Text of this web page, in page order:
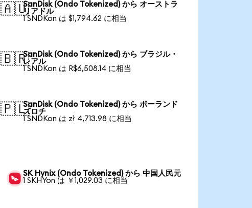
🇦🇺SanDisk (Ondo Tokenized) から オーストラ
リアドル
1 SNDKon は $1,794.62 に相当
🇧🇷SanDisk (Ondo Tokenized) から ブラジル・
レアル
1 SNDKon は R$6,508.14 に相当
🇵🇱SanDisk (Ondo Tokenized) から ポーランド
ズロチ
1 SNDKon は zł 4,713.98 に相当
SK Hynix (Ondo Tokenized) から 中国人民元
1 SKHYon は ￥1,029.03 に相当